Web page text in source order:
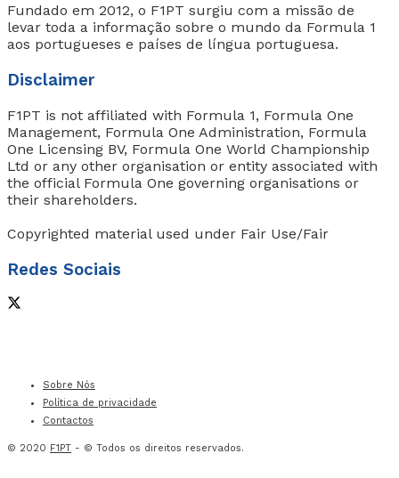
Fundado em 2012, o F1PT surgiu com a missão de
levar toda a informação sobre o mundo da Formula 1
aos portugueses e países de língua portuguesa.
Disclaimer
F1PT is not affiliated with Formula 1, Formula One
Management, Formula One Administration, Formula
One Licensing BV, Formula One World Championship
Ltd or any other organisation or entity associated with
the official Formula One governing organisations or
their shareholders.
Copyrighted material used under Fair Use/Fair
Redes Sociais
Sobre Nós
Política de privacidade
Contactos
© 2020 F1PT - © Todos os direitos reservados.